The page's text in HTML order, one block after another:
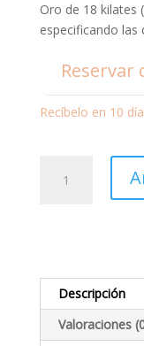
Oro de 18 kilates
especificando las
Reservar
Recíbelo en 10
Descripción
Valoraciones